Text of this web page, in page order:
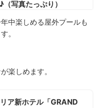
写真たっぷり）
中楽しめる屋外プールも
。
楽しめます。
ア新ホテル「GRAND